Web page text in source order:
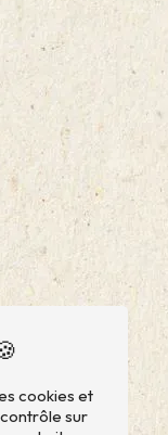
cookies et
sur